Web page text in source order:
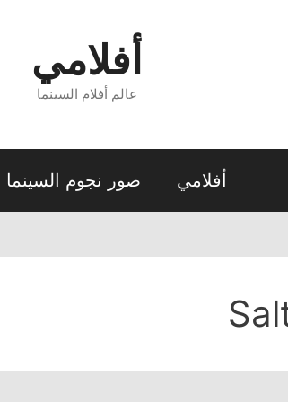
أفلامي
عالم أفلام السينما
أفلامي صور نجوم السينما